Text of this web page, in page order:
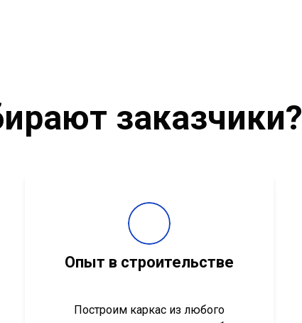
заказчики?
Опыт в строительстве
Построим каркас из любого